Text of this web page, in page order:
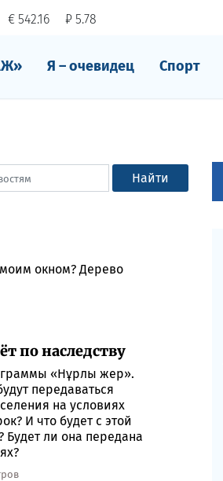
€ 542.16 ₽ 5.78
Я – очевидец Спорт
Найти
окном? Дерево
по наследству
«Нұрлы жер».
передаваться
на условиях
И что будет с этой
Будет ли она передана